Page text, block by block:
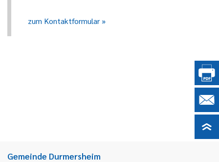
zum Kontaktformular
Gemeinde Durmersheim